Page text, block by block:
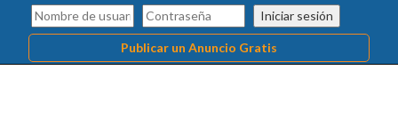
Iniciar sesión
Publicar un Anuncio Gratis